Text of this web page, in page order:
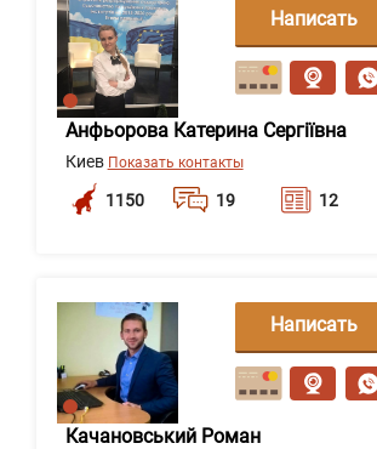
Анфьорова Катерина Сергіївна
Киев Показать контакты
1150 19 12
Написать
сообщение
Качановський Роман
Написать
сообщение